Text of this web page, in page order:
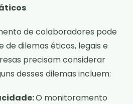
de colaboradores pode
de dilemas éticos, legais e
precisam considerar
desses dilemas incluem:
O monitoramento